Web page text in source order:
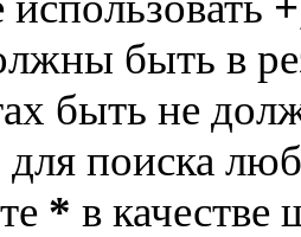
быть в
быть не
для поиска
* в качестве